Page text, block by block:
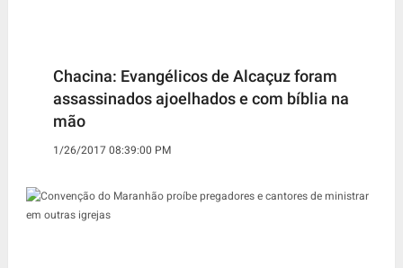
Chacina: Evangélicos de Alcaçuz foram
assassinados ajoelhados e com bíblia na
mão
1/26/2017 08:39:00 PM